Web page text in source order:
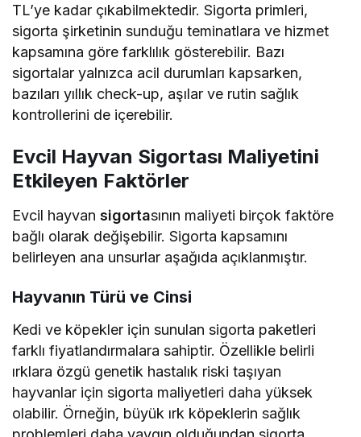
TL’ye kadar çıkabilmektedir. Sigorta primleri,
sigorta şirketinin sunduğu teminatlara ve hizmet
kapsamına göre farklılık gösterebilir. Bazı
sigortalar yalnızca acil durumları kapsarken,
bazıları yıllık check-up, aşılar ve rutin sağlık
kontrollerini de içerebilir.
Evcil Hayvan Sigortası Maliyetini
Etkileyen Faktörler
Evcil hayvansigortasının maliyeti birçok faktöre
bağlı olarak değişebilir. Sigorta kapsamını
belirleyen ana unsurlar aşağıda açıklanmıştır.
Hayvanın Türü ve Cinsi
Kedi ve köpekler için sunulan sigorta paketleri
farklı fiyatlandırmalara sahiptir. Özellikle belirli
ırklara özgü genetik hastalık riski taşıyan
hayvanlar için sigorta maliyetleri daha yüksek
olabilir. Örneğin, büyük ırk köpeklerin sağlık